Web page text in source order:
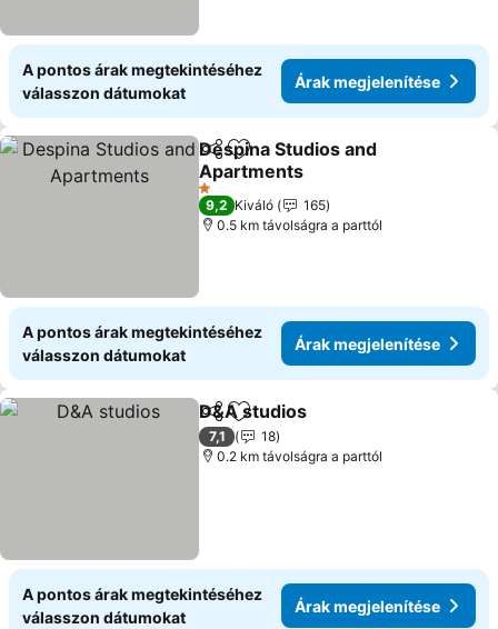
A pontos árak megtekintéséhez
válasszon dátumokat
Árak megjelenítése
Megosztás
Hozzáadás a kedvencekhez
Despina Studios and
Apartments
Árak megjelenítése
1 Kategória
9,2 Kiváló
165
0.5 km távolságra a parttól
A pontos árak megtekintéséhez
válasszon dátumokat
Árak megjelenítése
Megosztás
Hozzáadás a kedvencekhez
D&A studios
7,1
18
0.2 km távolságra a parttól
A pontos árak megtekintéséhez
válasszon dátumokat
Árak megjelenítése